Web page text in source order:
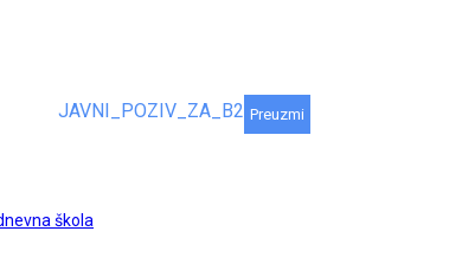
JAVNI_POZIV_ZA_B2 Preuzmi